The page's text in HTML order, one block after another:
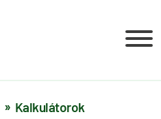
Kalkulátorok